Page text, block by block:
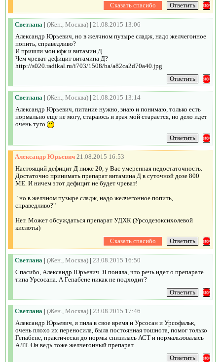
Светлана | (Жен., Москва) | 21.08.2015 13:06
Александр Юрьевич, но в желчном пузыре сладж, надо желчегонное
попить, справедливо?
И пришли мои кфк и витамин Д.
Чем чреват дефицит витамина Д?
http://s020.radikal.ru/i703/1508/ba/a82ca2d70a40.jpg
Светлана | (Жен., Москва) | 21.08.2015 13:14
Александр Юрьевич, питание нужно, знаю и понимаю, только есть
нормально еще не могу, стараюсь и врач мой старается, но дело идет
очень туго
Александр Юрьевич 21.08.2015 16:53
Настоящий дефицит Д ниже 20, у Вас умеренная недостаточность.
Достаточно принимать препарат витамина Д в суточной дозе 800
МЕ. И ничем этот дефицит не будет чреват!
" но в желчном пузыре сладж, надо желчегонное попить,
справедливо?"
Нет. Может обсуждаться препарат УДХК (Урсодезоксихолевой
кислоты)
Светлана | (Жен., Москва) | 23.08.2015 16:50
Спасибо, Александр Юрьевич. Я поняла, что речь идет о препарате
типа Урсосана. А Гепабене никак не подходит?
Светлана | (Жен., Москва) | 23.08.2015 17:46
Александр Юрьевич, я пила в свое время и Урсосан и Урсофальк,
очень плохо их переносила, была постоянная тошнота, помог только
Гепабене, практически до нормы снизилась АСТ и нормальзовалась
АЛТ. Он ведь тоже желчегонный препарат.